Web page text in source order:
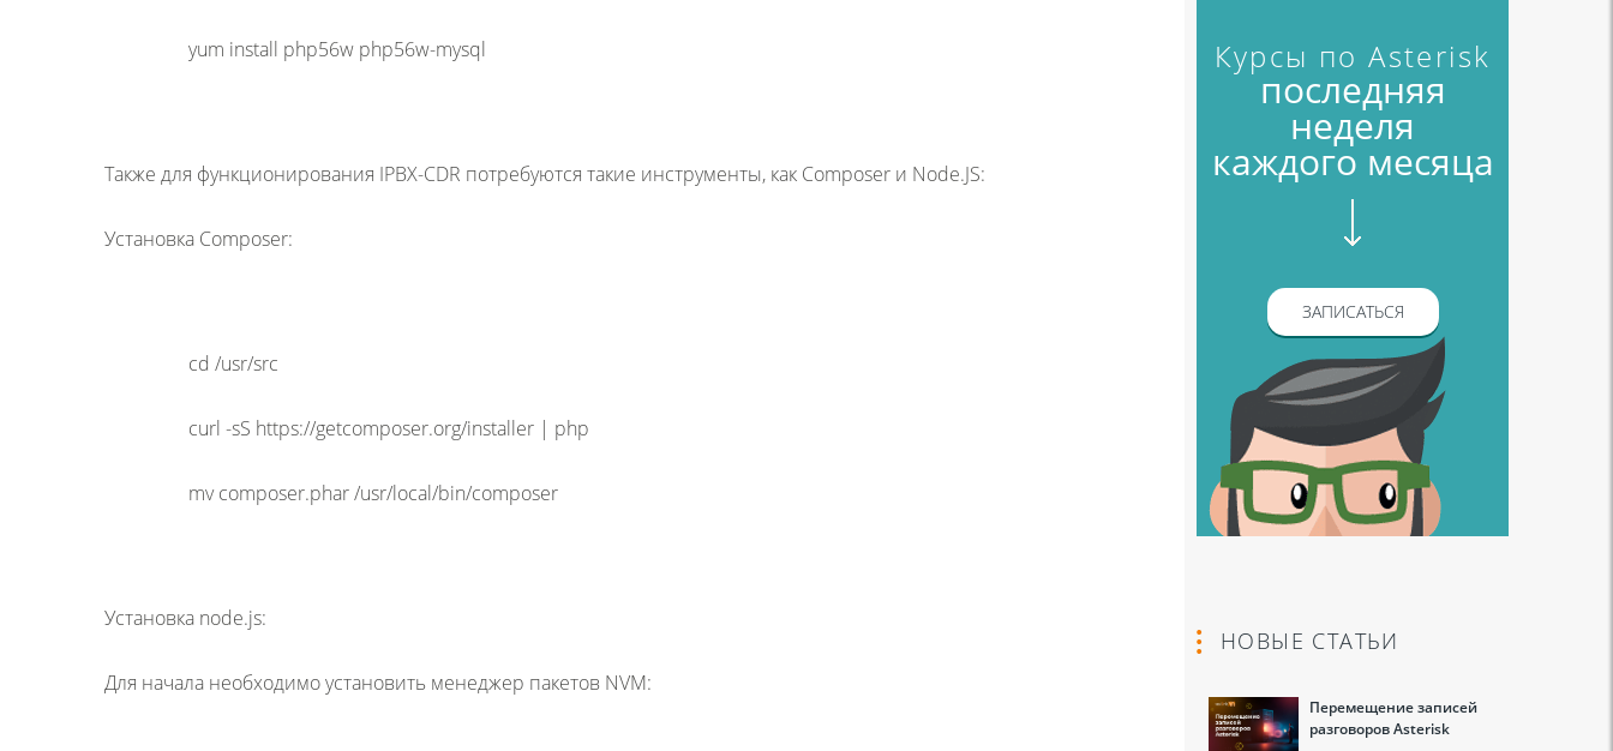
yum install php56w php56w-mysql
Также для функционирования IPBX-CDR потребуются такие инструменты, как Composer и Node.JS:
Установка Composer:
cd /usr/src
curl -sS https://getcomposer.org/installer | php
mv composer.phar /usr/local/bin/composer
Установка node.js:
Для начала необходимо установить менеджер пакетов NVM:
Курсы по Asterisk
последняя
неделя
каждого месяца
ЗАПИСАТЬСЯ
НОВЫЕ СТАТЬИ
Перемещение записей
разговоров Asterisk